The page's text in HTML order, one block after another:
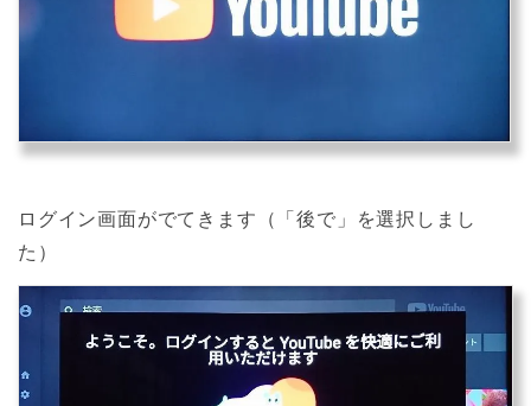
ログイン画面がでてきます（「後で」を選択しまし
た）